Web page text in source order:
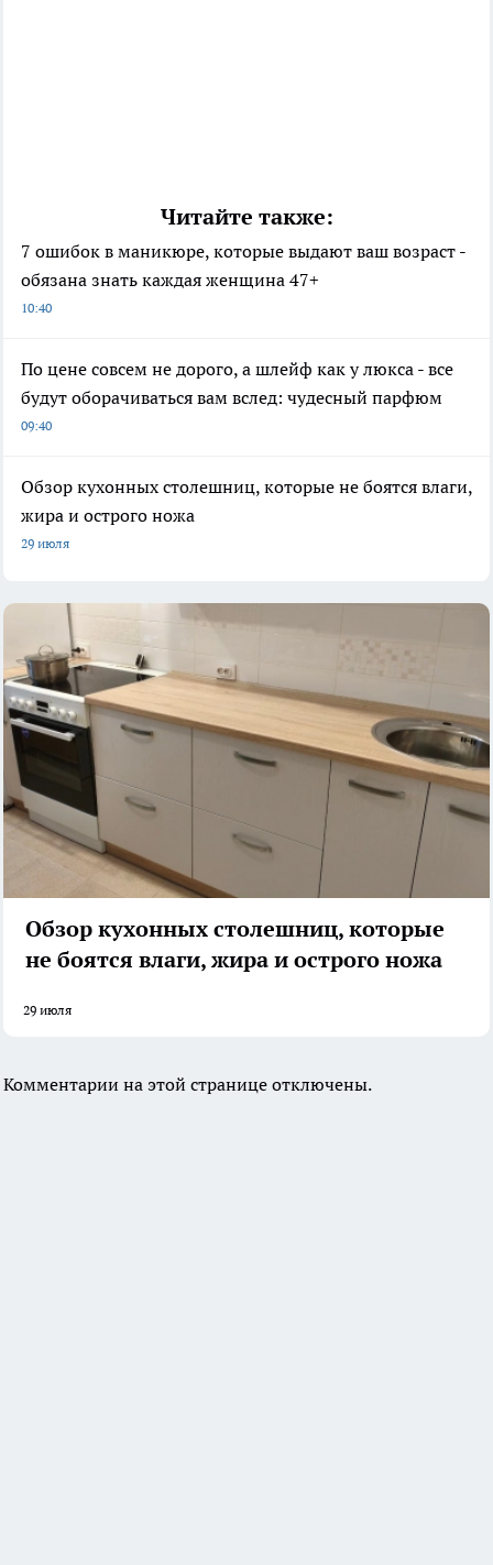
Читайте также:
7 ошибок в маникюре, которые выдают ваш возраст -
обязана знать каждая женщина 47+
10:40
По цене совсем не дорого, а шлейф как у люкса - все
будут оборачиваться вам вслед: чудесный парфюм
09:40
Обзор кухонных столешниц, которые не боятся влаги,
жира и острого ножа
29 июля
Обзор кухонных столешниц, которые
не боятся влаги, жира и острого ножа
29 июля
Комментарии на этой странице отключены.